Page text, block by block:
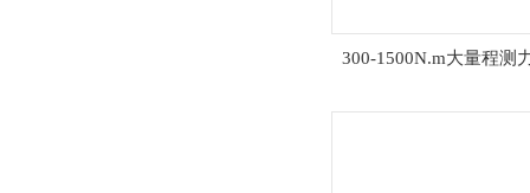
300-1500N.m大量程测